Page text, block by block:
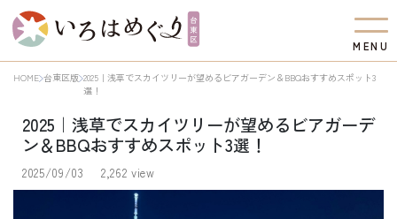
M EN U
HOME 台東区版 2025｜浅草でスカイツリーが望めるビアガーデン＆BBQおすすめスポット3
選！
2025｜浅草でスカイツリーが望めるビアガーデ
ン＆BBQおすすめスポット3選！
2025/09/03 2,262 view